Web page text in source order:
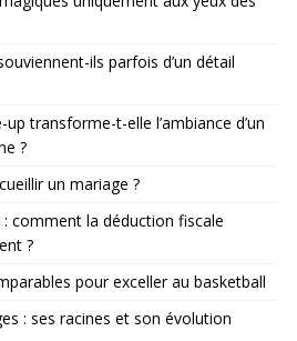
ils parfois d’un détail
transforme-t-elle l’ambiance d’un
?
un mariage ?
comment la déduction fiscale
?
pour exceller au basketball
: ses racines et son évolution